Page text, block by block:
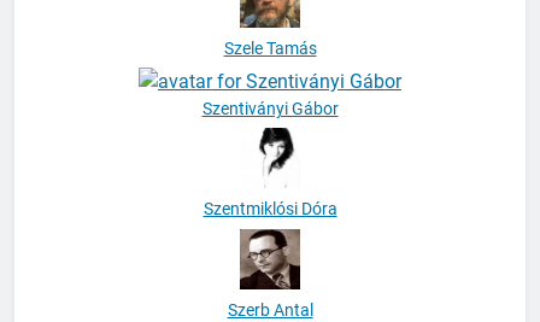
Szele Tamás
Szentiványi Gábor
Szentmiklósi Dóra
Szerb Antal